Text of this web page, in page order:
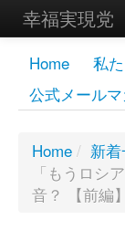
幸福実現党
メンバーズ
党員
お問い合わせ
Home 私
公式メール
Home / 新
「もうロシ
音？ 【前編】